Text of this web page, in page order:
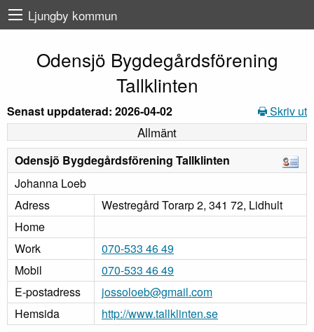
Ljungby kommun
Odensjö Bygdegårdsförening
Tallklinten
Senast uppdaterad: 2026-04-02 Skriv ut
Allmänt
Odensjö Bygdegårdsförening Tallklinten
Johanna Loeb
Adress
Westregård Torarp 2, 341 72, Lidhult
Home
Work
070-533 46 49
Mobil
070-533 46 49
E-postadress
jossoloeb@gmail.com
Hemsida
http://www.tallklinten.se